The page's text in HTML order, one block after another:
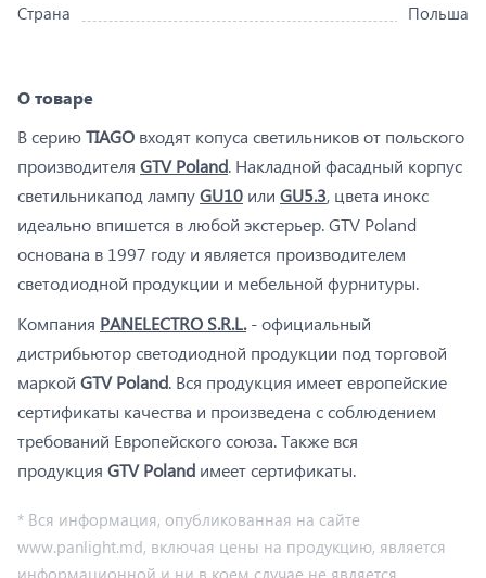
Страна
Польша
О товаре
В сериюTIAGO входят копуса светильников от польского
производителя GTV Poland. Накладной фасадный корпус
светильникапод лампуGU10 или GU5.3, цвета инокс
идеально впишется в любой экстерьер. GTV Poland
основана в 1997 году и является производителем
светодиодной продукции и мебельной фурнитуры.
Компания PANELECTRO S.R.L.- официальный
дистрибьютор светодиодной продукции под торговой
маркой GTV Poland. Вся продукция имеет европейские
сертификаты качества и произведена с соблюдением
требований Европейского союза. Также вся
продукция GTV Poland имеет сертификаты.
* Вся информация, опубликованная на сайте
www.panlight.md, включая цены на продукцию, является
информационной и ни в коем случае не является